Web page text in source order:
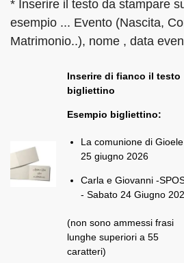
* Inserire il testo da stampare
esempio ... Evento (Nascita,
Matrimonio..), nome , data
Inserire di fianco il testo
bigliettino
Esempio bigliettino:
La comunione di Gioele
25 giugno 2026
Carla e Giovanni -
- Sabato 24 Giugno
(non sono ammessi frasi
lunghe superiori a 55
caratteri)